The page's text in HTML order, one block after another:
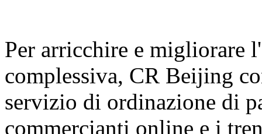
Per arricchire e migliorare
complessiva, CR Beijing
servizio di ordinazione di
commercianti online e i